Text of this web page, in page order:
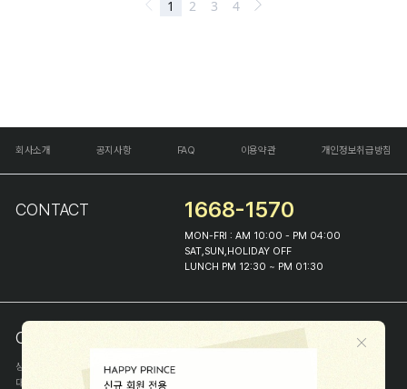
회사소개 공지사항 FAQ 이용약관 개인정보취급방침
CONTACT 1668-1570
MON-FRI : AM 10:00 - PM 04:00
SAT,SUN,HOLIDAY OFF
LUNCH PM 12:30 ~ PM 01:30
COMPANY INFO
상호
(주)해피프린스
대표
이화진